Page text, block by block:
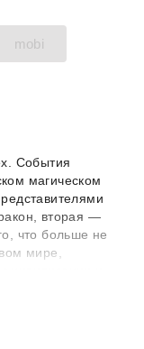
mobi
События
магическом
вторая —
что больше не
мире,
в